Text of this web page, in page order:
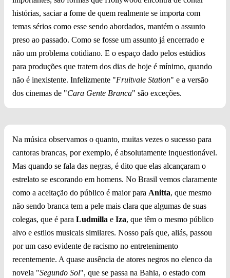
histórias, saciar a fome de quem realmente se importa com
temas sérios como esse sendo abordados, mantém o assunto
preso ao passado. Como se fosse um assunto já encerrado e
não um problema cotidiano. E o espaço dado pelos estúdios
para produções que tratem dos dias de hoje é mínimo, quando
não é inexistente. Infelizmente "Fruitvale Station" e a versão
dos cinemas de "Cara Gente Branca" são exceções.
Na música observamos o quanto, muitas vezes o sucesso para
cantoras brancas, por exemplo, é absolutamente inquestionável.
Mas quando se fala das negras, é dito que elas alcançaram o
estrelato se escorando em homens. No Brasil vemos claramente
como a aceitação do público é maior para Anitta, que mesmo
não sendo branca tem a pele mais clara que algumas de suas
colegas, que é para Ludmilla e Iza, que têm o mesmo público
alvo e estilos musicais similares. Nosso país que, aliás, passou
por um caso evidente de racismo no entretenimento
recentemente. A quase ausência de atores negros no elenco da
novela "Segundo Sol", que se passa na Bahia, o estado com